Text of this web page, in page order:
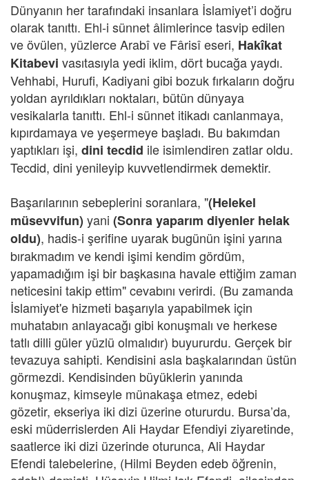
Dünyanın her tarafındaki insanlara İslamiyet’i doğru
olarak tanıttı. Ehl-i sünnet âlimlerince tasvip edilen
ve övülen, yüzlerce Arabî ve Fârisî eseri, Hakîkat
Kitabevi vasıtasıyla yedi iklim, dört bucağa yaydı.
Vehhabi, Hurufi, Kadiyani gibi bozuk fırkaların doğru
yoldan ayrıldıkları noktaları, bütün dünyaya
vesikalarla tanıttı. Ehl-i sünnet itikadı canlanmaya,
kıpırdamaya ve yeşermeye başladı. Bu bakımdan
yaptıkları işi, dini tecdid ile isimlendiren zatlar oldu.
Tecdid, dini yenileyip kuvvetlendirmek demektir.
Başarılarının sebeplerini soranlara, "(Helekel
müsevvifun) yani (Sonra yaparım diyenler helak
oldu), hadis-i şerifine uyarak bugünün işini yarına
bırakmadım ve kendi işimi kendim gördüm,
yapamadığım işi bir başkasına havale ettiğim zaman
neticesini takip ettim" cevabını verirdi. (Bu zamanda
İslamiyet'e hizmeti başarıyla yapabilmek için
muhatabın anlayacağı gibi konuşmalı ve herkese
tatlı dilli güler yüzlü olmalıdır) buyururdu. Gerçek bir
tevazuya sahipti. Kendisini asla başkalarından üstün
görmezdi. Kendisinden büyüklerin yanında
konuşmaz, kimseyle münakaşa etmez, edebi
gözetir, ekseriya iki dizi üzerine otururdu. Bursa’da,
eski müderrislerden Ali Haydar Efendiyi ziyaretinde,
saatlerce iki dizi üzerinde oturunca, Ali Haydar
Efendi talebelerine, (Hilmi Beyden edeb öğrenin,